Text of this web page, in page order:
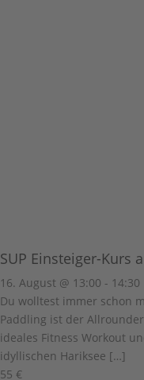
SUP Einsteiger-Kurs
16. August @ 13:00 - 14:30
Du wolltest immer schon
Paddling ist der
ideales Fitness Workout
idyllischen Hariksee […]
55 €